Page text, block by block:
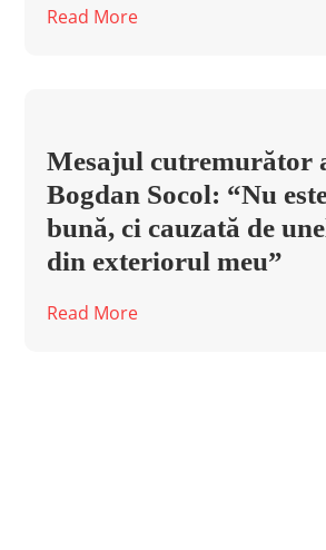
Read More
Mesajul cutremurător
Bogdan Socol: “Nu
bună, ci cauzată de
din exteriorul meu”
Read More